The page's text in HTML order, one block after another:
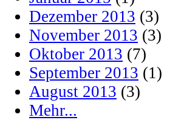
Dezember 2013 (3)
November 2013 (3)
Oktober 2013 (7)
September 2013 (1)
August 2013 (3)
Mehr...